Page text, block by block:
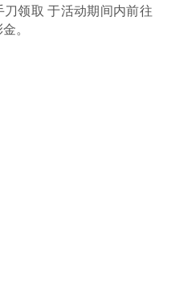
领取 于活动期间内前往
。